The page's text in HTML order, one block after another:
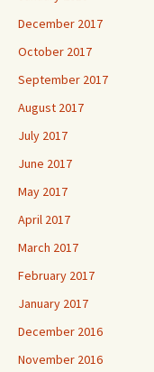
December 2017
October 2017
September 2017
August 2017
July 2017
June 2017
May 2017
April 2017
March 2017
February 2017
January 2017
December 2016
November 2016